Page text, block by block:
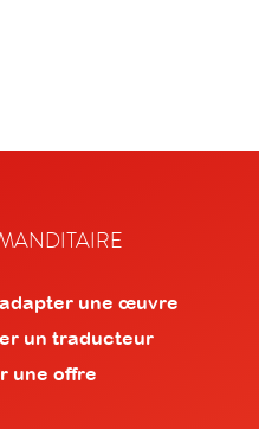
une œuvre
un traducteur
une offre